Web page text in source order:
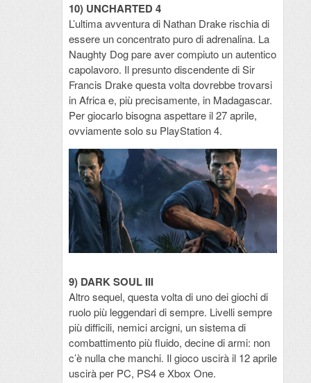
10) UNCHARTED 4
L’ultima avventura di Nathan Drake rischia di
essere un concentrato puro di adrenalina. La
Naughty Dog pare aver compiuto un autentico
capolavoro. Il presunto discendente di Sir
Francis Drake questa volta dovrebbe trovarsi
in Africa e, più precisamente, in Madagascar.
Per giocarlo bisogna aspettare il 27 aprile,
ovviamente solo su PlayStation 4.
9) DARK SOUL III
Altro sequel, questa volta di uno dei giochi di
ruolo più leggendari di sempre. Livelli sempre
più difficili, nemici arcigni, un sistema di
combattimento più fluido, decine di armi: non
c’è nulla che manchi. Il gioco uscirà il 12 aprile
uscirà per PC, PS4 e Xbox One.